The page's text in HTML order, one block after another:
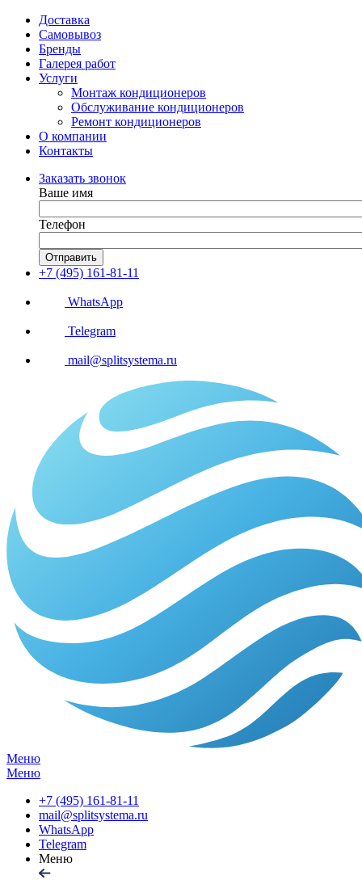
Доставка
Самовывоз
Бренды
Галерея работ
Услуги
Монтаж кондиционеров
Обслуживание кондиционеров
Ремонт кондиционеров
О компании
Контакты
Заказать звонок
Ваше имя
Телефон
Отправить
+7 (495) 161-81-11
WhatsApp
Telegram
mail@splitsystema.ru
Меню
Меню
+7 (495) 161-81-11
mail@splitsystema.ru
WhatsApp
Telegram
Меню